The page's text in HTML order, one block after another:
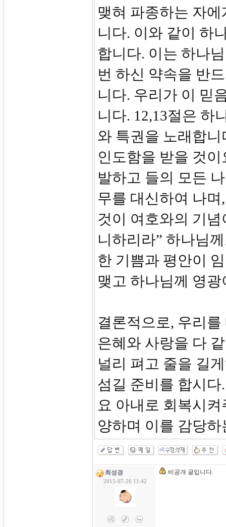
맺혀 파종하는 자
니다. 이와 같이 하
합니다. 이는 하나
번 하신 약속을 반
니다. 우리가 이 믿
니다. 12,13절은 하
와 특권을 노래합
인도함을 받을 것
발하고 들의 모든
무를 대신하여 나
것이 여호와의 기
니하리라” 하나님
한 기쁨과 평안이
맺고 하나님께 영
결론적으로, 우리
은혜와 사랑을 다
널리 펴고 줄을 길
섬길 준비를 합시
요 아내로 회복시
양하며 이를 감당
최성경
2015-07-26 11:42
비공개 글입니다.